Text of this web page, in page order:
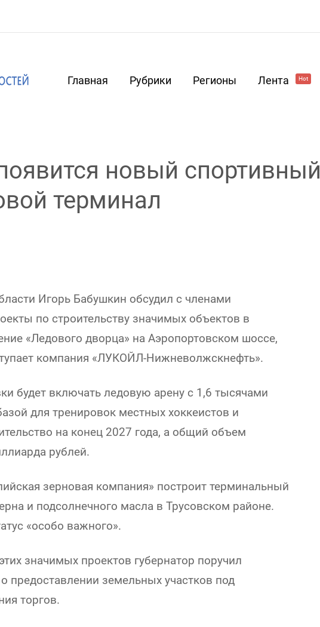
Главная Рубрики Регионы Лента Hot
новый спортивный
терминал
Игорь Бабушкин обсудил с членами
по строительству значимых объектов в
«Ледового дворца» на Аэропортовском шоссе,
компания «ЛУКОЙЛ-Нижневолжскнефть».
будет включать ледовую арену с 1,6 тысячами
для тренировок местных хоккеистов и
на конец 2027 года, а общий объем
рублей.
зерновая компания» построит терминальный
и подсолнечного масла в Трусовском районе.
«особо важного».
значимых проектов губернатор поручил
предоставлении земельных участков под
торгов.